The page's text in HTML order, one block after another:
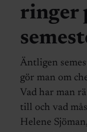
ringer
Äntligen
gör man om
Vad har man
till och vad
Helene Sjöman,